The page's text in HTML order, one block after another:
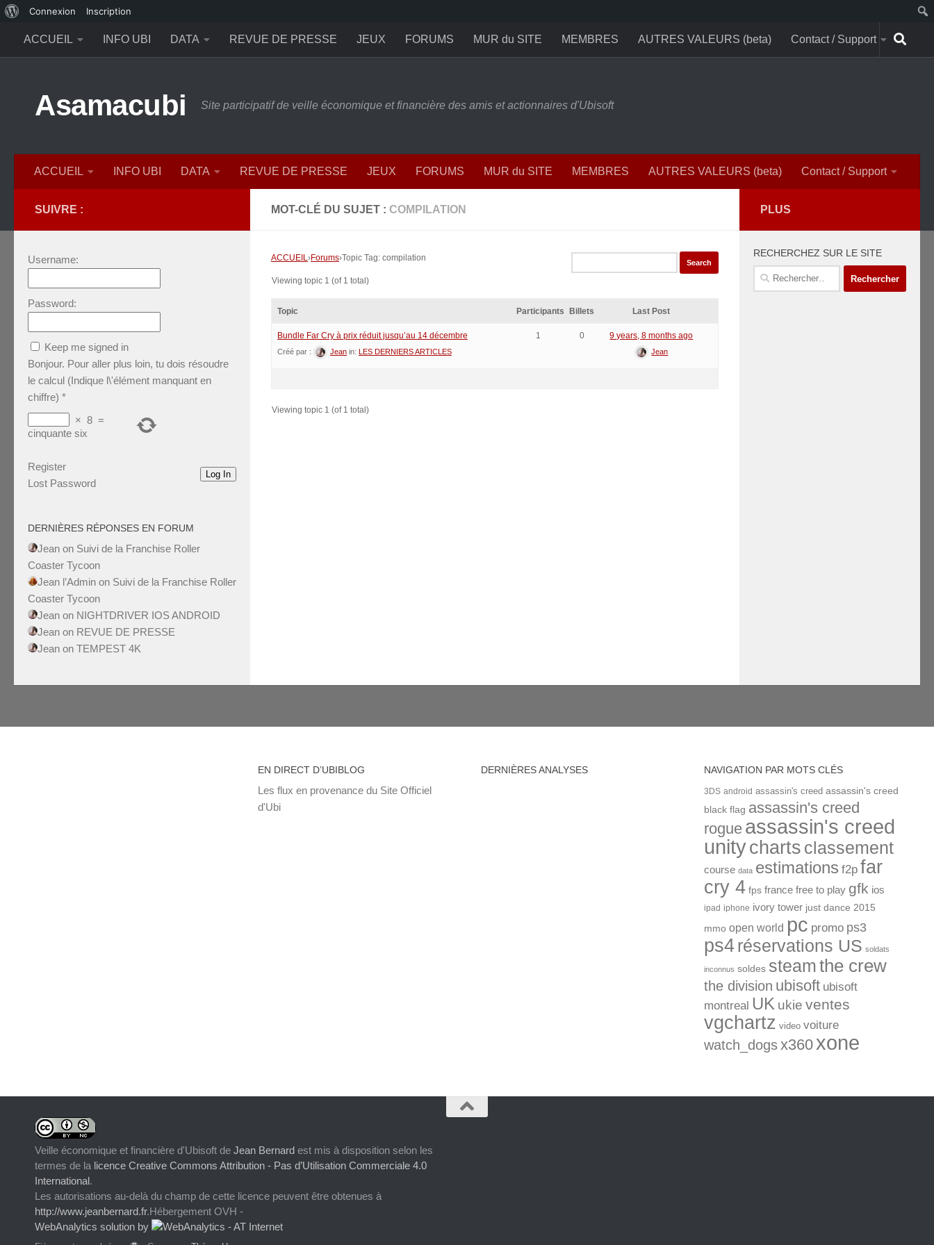
propos
de
Connexion Inscription
ACCUEIL
INFO UBI DATA REVUE DE PRESSE JEUX FORUMS MUR du SITE MEMBRES AUTRES VALEURS (beta) Contact / Support
Asamacubi Site participatif de veille économique et financière des amis et actionnaires d'Ubisoft
ACCUEIL INFO UBI DATA REVUE DE PRESSE JEUX FORUMS MUR du SITE MEMBRES AUTRES VALEURS (beta) Contact / Support
MOT-CLÉ DU SUJET : COMPILATION
ACCUEIL›Forums›Topic Tag: compilation
Viewing topic 1 (of 1 total)
Topic Participants Billets Last Post
Bundle Far Cry à prix réduit jusqu’au 14 décembre
Créé par : Jean in: LES DERNIERS ARTICLES
1 0 9 years, 8 months ago
Jean
Viewing topic 1 (of 1 total)
SUIVRE :
Username:
Password:
Keep me signed in
Bonjour. Pour aller plus loin, tu dois résoudre
le calcul (Indique l\'élément manquant en
chiffre) *
× 8 =
cinquante six
Log In
Register
Lost Password
DERNIÈRES RÉPONSES EN FORUM
Jean on Suivi de la Franchise Roller
Coaster Tycoon
Jean l’Admin on Suivi de la Franchise Roller
Coaster Tycoon
Jean on NIGHTDRIVER IOS ANDROID
Jean on REVUE DE PRESSE
Jean on TEMPEST 4K
PLUS
RECHERCHEZ SUR LE SITE
Rechercher :
EN DIRECT D’UBIBLOG
Les flux en provenance du Site Officiel
d'Ubi
DERNIÈRES ANALYSES NAVIGATION PAR MOTS CLÉS
3DS android assassin's creed assassin's creed
black flag assassin's creed
rogue assassin's creed
unitycharts classement
course data estimations f2p far
cry 4 fps france free to play gfk ios
ipad iphone ivory tower just dance 2015
mmo open world pc promo ps3
ps4réservations US soldats
inconnus soldes steamthe crew
the division ubisoft ubisoft
montreal UK ukie ventes
vgchartz video voiture
watch_dogsx360 xone
Veille économique et financière d'Ubisoft de Jean Bernard est mis à disposition selon les
termes de la licence Creative Commons Attribution - Pas d’Utilisation Commerciale 4.0
International.
Les autorisations au-delà du champ de cette licence peuvent être obtenues à
http://www.jeanbernard.fr.Hébergement OVH -
WebAnalytics solution by